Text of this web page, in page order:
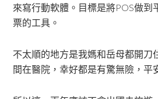
來寫行動軟體。目標是將POS做到
票的工具。
不太順的地方是我媽和岳母都開刀
間在醫院，幸好都是有驚無險，平